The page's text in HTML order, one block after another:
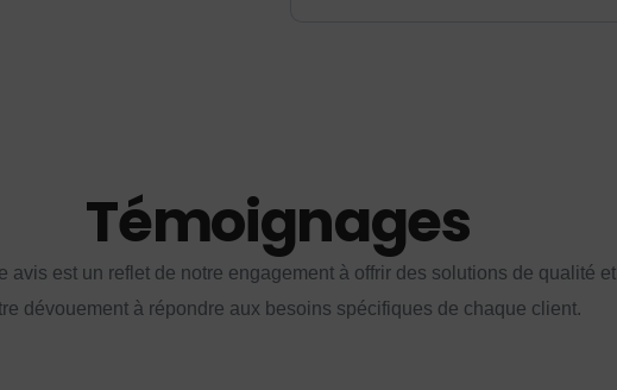
Témoignages
avis est un reflet de notre engagement à offrir des solutions de qualité et
dévouement à répondre aux besoins spécifiques de chaque client.